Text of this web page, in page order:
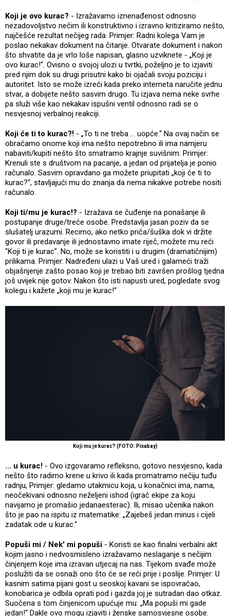
Koji je ovo kurac? - Izražavamo iznenađenost odnosno
nezadovoljstvo nečim ili konstruktivno i izravno kritiziramo nešto,
najčešće rezultat nečijeg rada. Primjer: Radni kolega Vam je
poslao nekakav dokument na čitanje. Otvarate dokument i nakon
što shvatite da je vrlo loše napisan, glasno uzviknete - „Koji je
ovo kurac!“. Ovisno o svojoj ulozi u tvrtki, poželjno je to izjaviti
pred njim dok su drugi prisutni kako bi ojačali svoju poziciju i
autoritet. Isto se može izreći kada preko interneta naručite jednu
stvar, a dobijete nešto sasvim drugo. Tu izjava nema neke svrhe
pa služi više kao nekakav ispušni ventil odnosno radi se o
nesvjesnoj verbalnoj reakciji.
Koji će ti to kurac?! - „To ti ne treba ... uopće.“ Na ovaj način se
obraćamo onome koji ima nešto nepotrebno ili ima namjeru
nabaviti/kupiti nešto što smatramo krajnje suvišnim. Primjer:
Krenuli ste s društvom na pacanje, a jedan od prijatelja je ponio
računalo. Sasvim opravdano ga možete priupitati „koji će ti to
kurac?“, stavljajući mu do znanja da nema nikakve potrebe nositi
računalo.
Koji ti/mu je kurac!? - Izražava se čuđenje na ponašanje ili
postupanje druge/treće osobe. Predstavlja jasan poziv da se
slušatelj urazumi. Recimo, ako netko priča/šuška dok vi držite
govor ili predavanje ili jednostavno imate riječ, možete mu reći
"Koji ti je kurac". No, može se koristiti i u drugim (dramatičnijim)
prilikama. Primjer: Nadređeni ulazi u Vaš ured i galameći traži
objašnjenje zašto posao koji je trebao biti završen prošlog tjedna
još uvijek nije gotov. Nakon što isti napusti ured, pogledate svog
kolegu i kažete „koji mu je kurac!“
Koji mu je kurac? (FOTO: Pixabay)
... u kurac! - Ovo izgovaramo refleksno, gotovo nesvjesno, kada
nešto što radimo krene u krivo ili kada promatramo nečiju tuđu
radnju, Primjer: gledamo utakmicu koja, u konačnici ima, nama,
neočekivani odnosno neželjeni ishod (igrač ekipe za koju
navijamo je promašio jedanaesterac). Ili, misao učenika nakon
što je pao na ispitu iz matematike: „Zajebeš jedan minus i cijeli
zadatak ode u kurac.“
Popuši mi / Nek' mi popuši - Koristi se kao finalni verbalni akt
kojim jasno i nedvosmisleno izražavamo neslaganje s nečijim
činjenjem koje ima izravan utjecaj na nas. Tijekom svađe može
poslužiti da se osnaži ono što će se reći prije i poslije. Primjer: U
kasnim satima pijani gost u seoskoj kavani se ispovraćao,
konobarica je odbila oprati pod i gazda joj je sutradan dao otkaz.
Suočena s tom činjenicom upućuje mu: „Ma popuši mi gade
jedan!“ Dakle ovo mogu izjaviti i ženske samosvjesne osobe.